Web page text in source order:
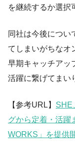
を継続するか選択
同社は今後につい
てしまいがちなオ
早期キャッチアッ
活躍に繋げてまい
【参考URL】 SHE
グから定着・活躍
WORKS」を提供